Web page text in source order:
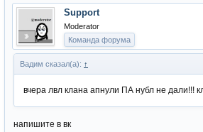
Support
Moderator
Команда форума
Вадим сказал(а): ↑
вчера лвл клана апнули ПА нубл не дали!!!
напишите в вк